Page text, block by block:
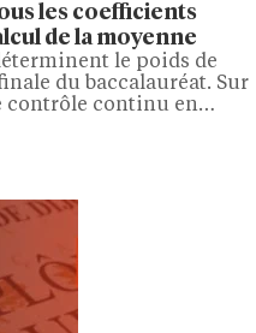
les coefficients
de la moyenne
le poids de
du baccalauréat. Sur
contrôle continu en
de hiérarchiser ses